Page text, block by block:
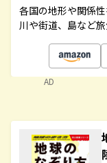
各国の地形や関係
川や街道、島など
AD